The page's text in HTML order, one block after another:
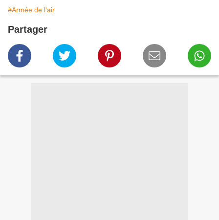
#Armée de l'air
Partager